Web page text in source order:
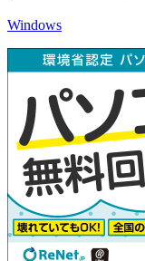
Windows